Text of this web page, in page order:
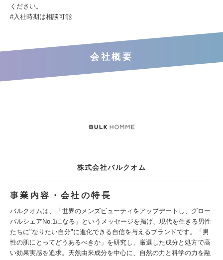
ください。
#入社時期は相談可能
会社概要
株式会社バルクオム
事業内容・会社の特長
バルクオムは、「世界のメンズビューティをアップデートし、グロー
バルシェアNo.1になる」というメッセージを掲げ、現代を生きる男性
たちに"なりたい自分"に進化できる自信を与えるブランドです。「男
性の肌にとってどうあるべきか」を研究し、厳選した成分と処方で高
い効果実感を追求。天然由来成分を中心に、自然の力と科学の力を融